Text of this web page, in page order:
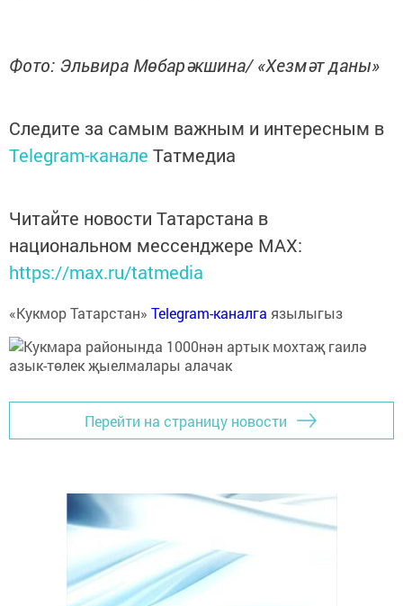
Фото: Эльвира Мөбарәкшина/ «Хезмәт даны»
Следите за самым важным и интересным в
Telegram-канале Татмедиа
Читайте новости Татарстана в
национальном мессенджере MАХ:
https://max.ru/tatmedia
«Кукмор Татарстан» Telegram-каналга язылыгыз
Перейти на страницу новости